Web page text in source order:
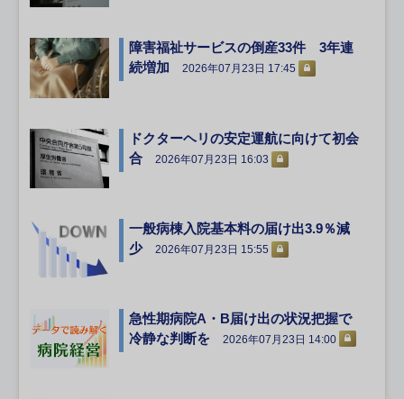
障害福祉サービスの倒産33件 3年連
続増加
2026年07月23日 17:45
ドクターヘリの安定運航に向けて初会
合
2026年07月23日 16:03
一般病棟入院基本料の届け出3.9％減
少
2026年07月23日 15:55
急性期病院A・B届け出の状況把握で
冷静な判断を
2026年07月23日 14:00